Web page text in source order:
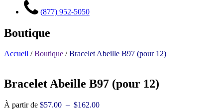
(877) 952-5050
Boutique
Accueil /Boutique /Bracelet Abeille B97 (pour 12)
Bracelet Abeille B97 (pour 12)
À partir de $57.00 – $162.00Plage